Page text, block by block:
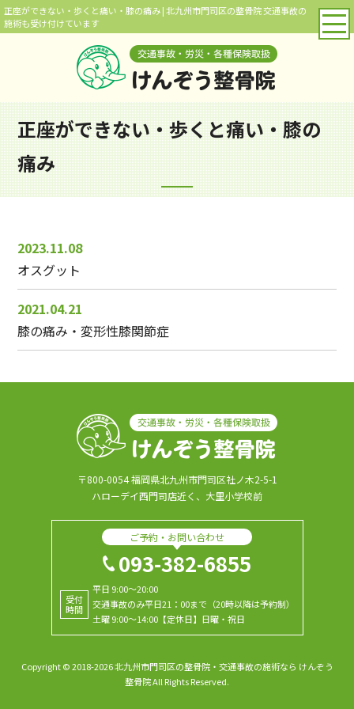
正座ができない・歩くと痛い・膝の痛み | 北九州市門司区の整骨院 交通事故の
施術も受け付けています
正座ができない・歩くと痛い・膝の
痛み
2023.11.08
オスグット
2021.04.21
膝の痛み・変形性膝関節症
〒800-0054 福岡県北九州市門司区社ノ木2-5-1
ハローデイ西門司店近く、大里小学校前
ご予約・お問い合わせ
093-382-6855
受付
時間
平日 9:00～20:00
交通事故のみ平日21：00まで（20時以降は予約制）
土曜 9:00～14:00【定休日】日曜・祝日
Copyright © 2018-2026 北九州市門司区の整骨院・交通事故の施術なら けんぞう
整骨院 All Rights Reserved.